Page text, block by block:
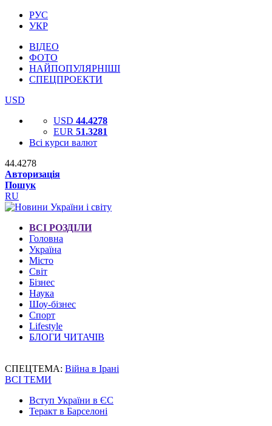
РУС
УКР
ВІДЕО
ФОТО
НАЙПОПУЛЯРНІШІ
СПЕЦПРОЕКТИ
USD
USD 44.4278
EUR 51.3281
Всі курси валют
44.4278
Авторизація
Пошук
RU
ВСІ РОЗДІЛИ
Головна
Україна
Місто
Світ
Бізнес
Наука
Шоу-бізнес
Спорт
Lifestyle
БЛОГИ ЧИТАЧІВ
СПЕЦТЕМА: Війна в Ірані
ВСІ ТЕМИ
Вступ України в ЄС
Теракт в Барселоні